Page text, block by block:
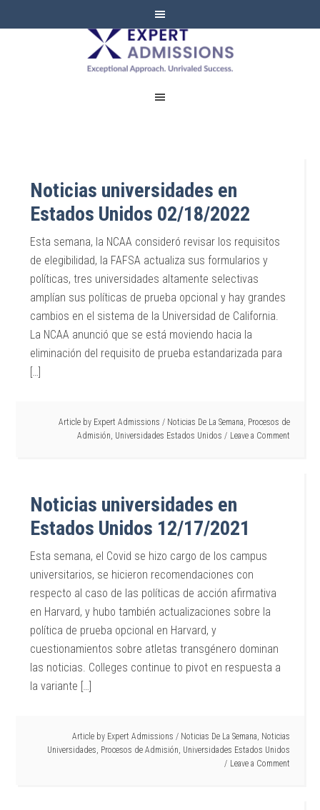
EXPERT
ADMISSIONS
Noticias universidades en
Estados Unidos 02/18/2022
Esta semana, la NCAA consideró revisar los requisitos
de elegibilidad, la FAFSA actualiza sus formularios y
políticas, tres universidades altamente selectivas
amplían sus políticas de prueba opcional y hay grandes
cambios en el sistema de la Universidad de California.
La NCAA anunció que se está moviendo hacia la
eliminación del requisito de prueba estandarizada para
[…]
Article by Expert Admissions / Noticias De La Semana, Procesos de
Admisión, Universidades Estados Unidos Leave a Comment
Noticias universidades en
Estados Unidos 12/17/2021
Esta semana, el Covid se hizo cargo de los campus
universitarios, se hicieron recomendaciones con
respecto al caso de las políticas de acción afirmativa
en Harvard, y hubo también actualizaciones sobre la
política de prueba opcional en Harvard, y
cuestionamientos sobre atletas transgénero dominan
las noticias. Colleges continue to pivot en respuesta a
la variante […]
Article by Expert Admissions / Noticias De La Semana, Noticias
Universidades, Procesos de Admisión, Universidades Estados Unidos
Leave a Comment